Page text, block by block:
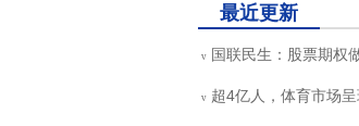
最近更新
v 国联民生：股票期权
v 超4亿人，体育市场